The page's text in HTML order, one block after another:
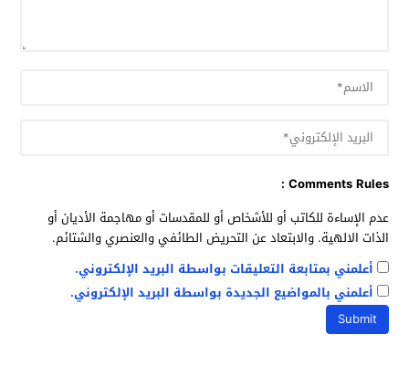
Comments Rules :
عدم الإساءة للكاتب أو للأشخاص أو للمقدسات أو مهاجمة الأديان أو
الذات الالهية. والابتعاد عن التحريض الطائفي والعنصري والشتائم.
أعلمني بمتابعة التعليقات بواسطة البريد الإلكتروني.
أعلمني بالمواضيع الجديدة بواسطة البريد الإلكتروني.